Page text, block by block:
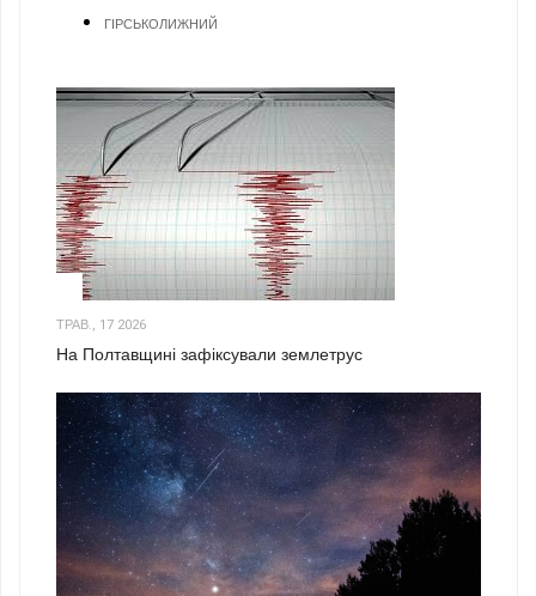
ГІРСЬКОЛИЖНИЙ
ТРАВ., 17 2026
На Полтавщині зафіксували землетрус